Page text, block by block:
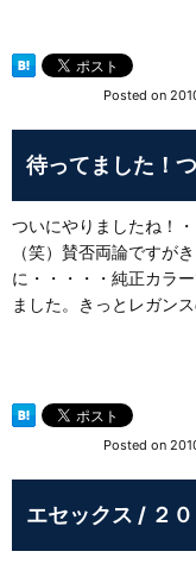
Posted on
待ってました！
ついにやりましたね！
（笑）賛否両論ですが
に・・・・・純正カラ
ました。きっとレガン
Posted on
エセックス / ２